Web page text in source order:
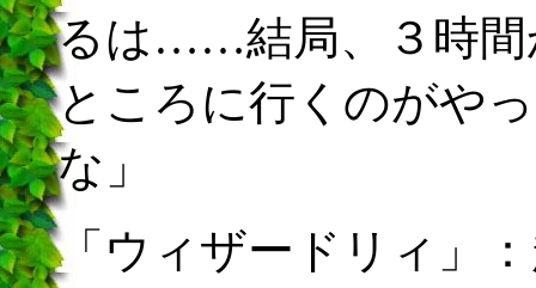
るは……結局、３時間
ところに行くのがや
な」
「ウィザードリィ」